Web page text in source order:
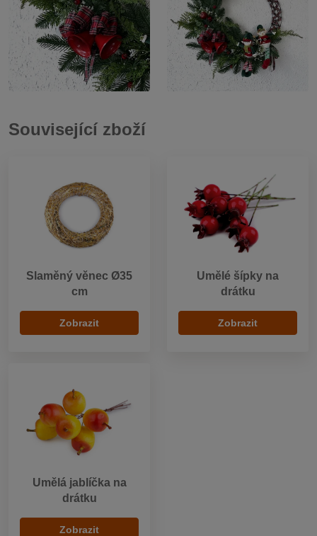
Související zboží
Slaměný věnec Ø35
cm
Zobrazit
Umělé šípky na
drátku
Zobrazit
Umělá jablíčka na
drátku
Zobrazit